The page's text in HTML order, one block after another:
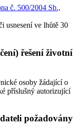
č. 500/2004 Sb.,
usnesení ve lhůtě 30
řešení životní
osoby žádající o
příslušný autorizující
požadovány